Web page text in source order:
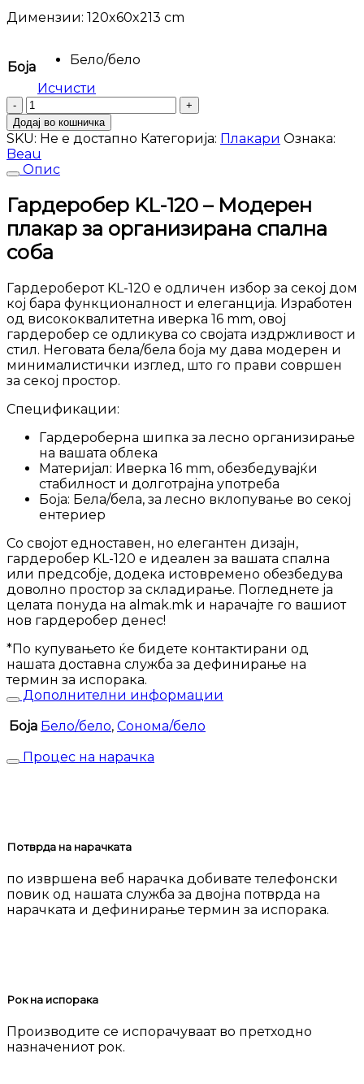
Димензии: 120x60x213 сm
Боја
Бело/бело
Исчисти
Гардеробер
КЛ
120
количина
Додај во кошничка
SKU: Не е достапно Категорија: Плакари Ознака:
Beau
Опис
Гардеробер KL-120 – Модерен
плакар за организирана спална
соба
Гардероберот KL-120 е одличен избор за секој дом
кој бара функционалност и елеганција. Изработен
од висококвалитетна иверка 16 mm, овој
гардеробер се одликува со својата издржливост и
стил. Неговата бела/бела боја му дава модерен и
минималистички изглед, што го прави совршен
за секој простор.
Спецификации:
Гардероберна шипка за лесно организирање
на вашата облека
Материјал: Иверка 16 mm, обезбедувајќи
стабилност и долготрајна употреба
Боја: Бела/бела, за лесно вклопување во секој
ентериер
Со својот едноставен, но елегантен дизајн,
гардеробер KL-120 е идеален за вашата спална
или предсобје, додека истовремено обезбедува
доволно простор за складирање. Погледнете ја
целата понуда на almak.mk и нарачајте го вашиот
нов гардеробер денес!
*По купувањето ќе бидете контактирани од
нашата доставна служба за дефинирање на
термин за испорака.
Дополнителни информации
Боја Бело/бело, Сонома/бело
Процес на нарачка
Потврда на нарачката
по извршена веб нарачка добивате телефонски
повик од нашата служба за двојна потврда на
нарачката и дефинирање термин за испорака.
Рок на испорака
Производите се испорачуваат во претходно
назначениот рок.